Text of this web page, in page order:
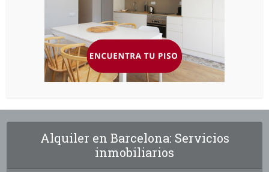
Alquiler en Barcelona: Servicios
inmobiliarios